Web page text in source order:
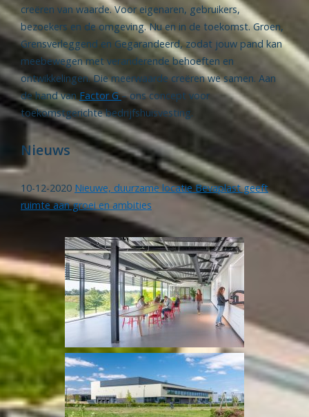
creëren van waarde. Voor eigenaren, gebruikers,
bezoekers en de omgeving. Nu en in de toekomst. Groen,
Grensverleggend en Gegarandeerd, zodat jouw pand kan
meebewegen met veranderende behoeften en
ontwikkelingen. Die meerwaarde creëren we samen. Aan
de hand van Factor G– ons concept voor
toekomstgerichte bedrijfshuisvesting.
Nieuws
10-12-2020 Nieuwe, duurzame locatie Bevaplast geeft
ruimte aan groei en ambities